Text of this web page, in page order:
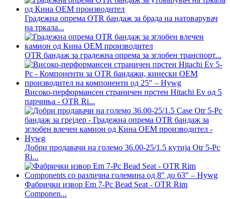
Градежна опрема OTR бандаж за брада на натоварувач
на тркала...
OTR бандаж за градежна опрема за зглобен транспорт...
Високо-перформансен страничен прстен Hitachi Ev од 5
парчиња - OTR Ri...
Добри продавачи на големо 36.00-25/1.5 кутија Otr 5-Pc
Ri...
Фабрички извор Em 7-Pc Bead Seat - OTR Rim
Componen...